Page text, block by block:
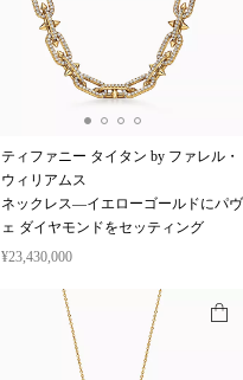
ティファニー タイタン by ファレル・
ウィリアムス
ネックレス—イエローゴールドにパヴ
ェ ダイヤモンドをセッティング
¥23,430,000